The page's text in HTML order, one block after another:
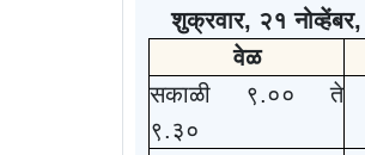
शुक्रवार, २१ नोव्हेंबर,
वेळ
सकाळी ९.०० ते
९.३०